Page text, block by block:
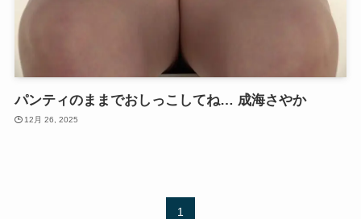
パンティのままでおしっこしてね… 成海さやか
12月 26, 2025
1